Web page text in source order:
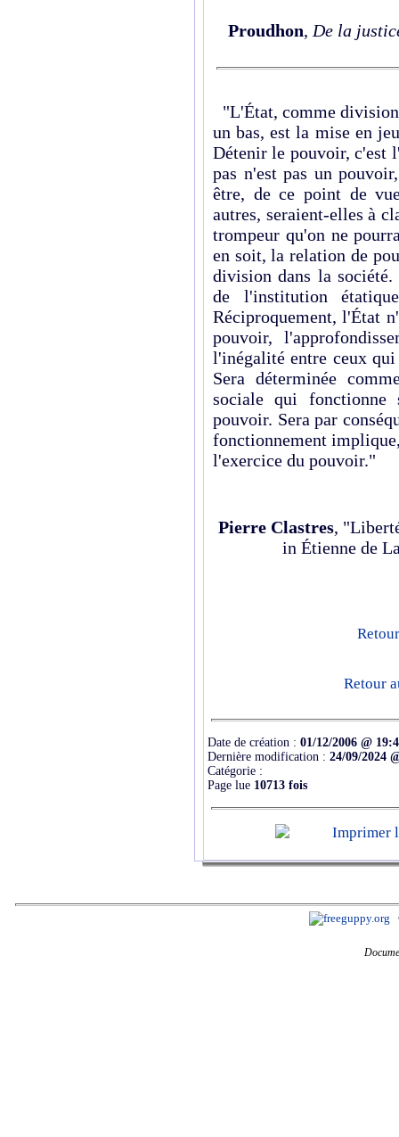
Proudhon, De la
"L'État, comme
un bas, est la mise en
Détenir le pouvoir, c'est
pas n'est pas un
être, de ce point de
autres, seraient-elles à
trompeur qu'on ne
en soit, la relation de
division dans la
de l'institution
Réciproquement, l'État
pouvoir,
l'inégalité entre ceux
Sera déterminée
sociale qui fonc­tionne
pouvoir. Sera par
fonctionnement
l'exercice du pouvoir."
Pierre Clastres,
in Étienne de
Retour
Date de création : 01/12/2006 @
Dernière modification : 24/09/2024
Catégorie :
Page lue 10713 fois